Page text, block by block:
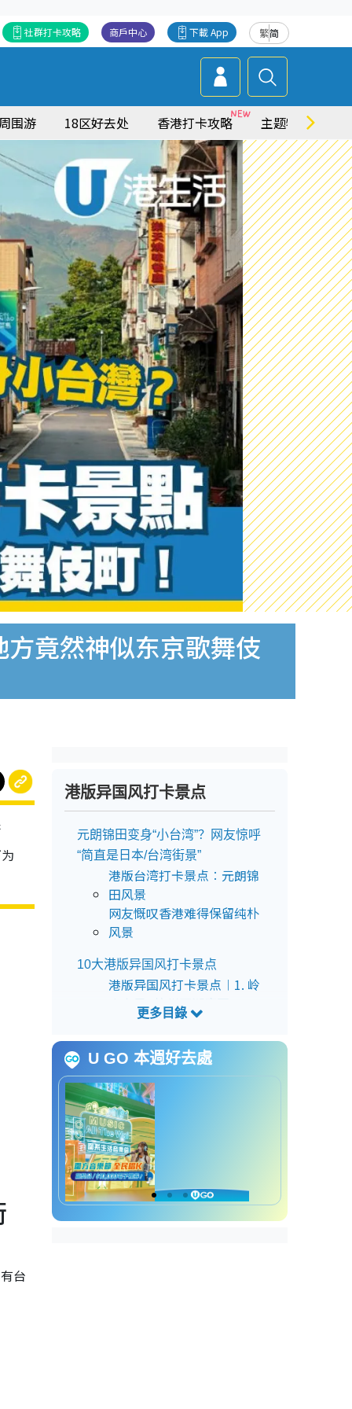
繁简
下載 App
商戶中心
社群打卡攻略
围游 18区好去处 香港打卡攻略 主题特集
竟然神似东京歌舞伎
台
港版异国风打卡景点
元朗锦田变身“小台湾”？网友惊呼
“简直是日本/台湾街景”
港版台湾打卡景点︰元朗锦
田风景
网友慨叹香港难得保留纯朴
风景
10大港版异国风打卡景点
港版异国风打卡景点︱1. 岭
南之风=杭州西湖庭园
港版异国风打卡景点︱2. 大
屿山泥滩=日本父母滨“天
空之镜”
港版异国风打卡景点︱3. 石
门京瑞广场=深圳华强北商
圈
港版异国风打卡景点︱4. 汀
九桥=日本横滨海湾大桥
港版异国风打卡景点︱5. 慈
山寺=京都奈良古刹
港版异国风打卡景点︱6. 庙
U GO 本週好去處